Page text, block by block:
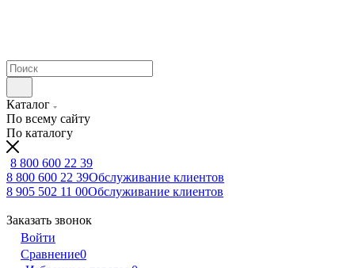
Каталог
По всему сайту
По каталогу
8 800 600 22 39
8 800 600 22 39Обслуживание клиентов
8 905 502 11 00Обслуживание клиентов
Заказать звонок
Войти
Сравнение0